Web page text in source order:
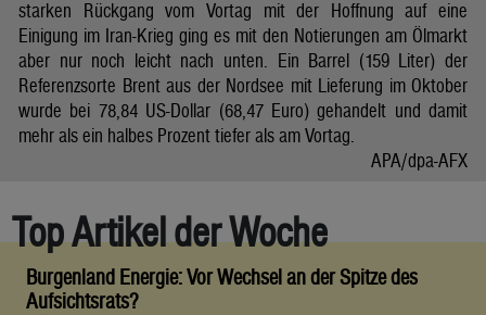
starken Rückgang vom Vortag mit der Hoffnung auf eine
Einigung im Iran-Krieg ging es mit den Notierungen am Ölmarkt
aber nur noch leicht nach unten. Ein Barrel (159 Liter) der
Referenzsorte Brent aus der Nordsee mit Lieferung im Oktober
wurde bei 78,84 US-Dollar (68,47 Euro) gehandelt und damit
mehr als ein halbes Prozent tiefer als am Vortag.
APA/dpa-AFX
Top Artikel der Woche
Burgenland Energie: Vor Wechsel an der Spitze des
Aufsichtsrats?